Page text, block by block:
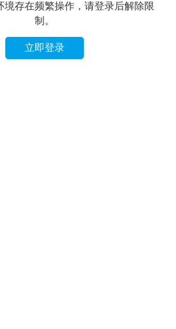
境存在频繁操作，请登录后解除限
制。
立即登录